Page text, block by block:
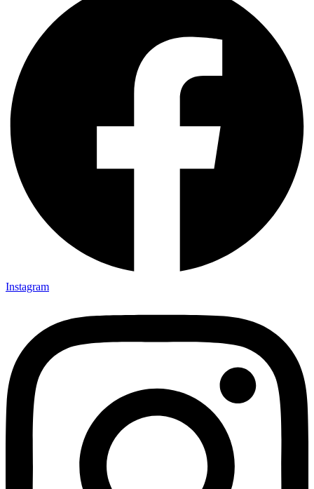
Instagram